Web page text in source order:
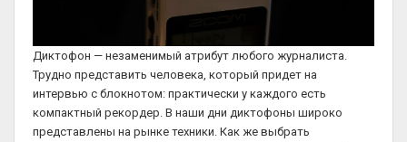
Диктофон — незаменимый атрибут любого журналиста.
Трудно представить человека, который придет на
интервью с блокнотом: практически у каждого есть
компактный рекордер. В наши дни диктофоны широко
представлены на рынке техники. Как же выбрать